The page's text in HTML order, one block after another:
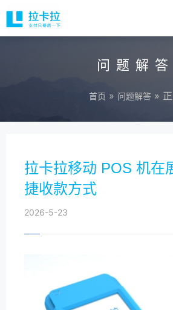
问题解答
首页 » 问题解答 »
拉卡拉移动 POS 机在
捷收款方式
2026-5-23